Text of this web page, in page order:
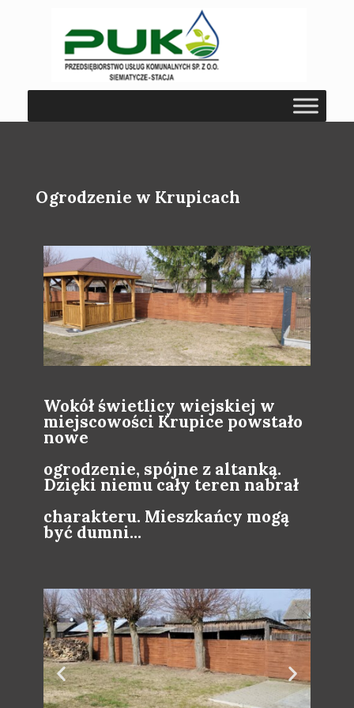
Ogrodzenie w Krupicach
Wokół świetlicy wiejskiej w
miejscowości Krupice powstało
nowe
ogrodzenie, spójne z altanką.
Dzięki niemu cały teren nabrał
charakteru. Mieszkańcy mogą
być dumni...